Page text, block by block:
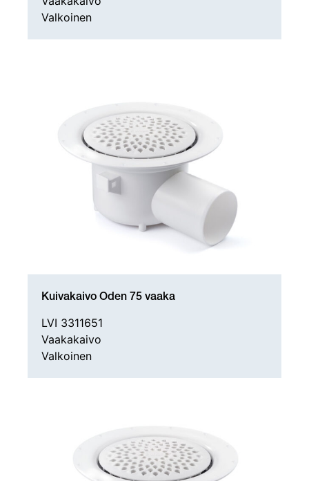
Valkoinen
Kuivakaivo Oden 75 vaaka
LVI 3311651
Vaakakaivo
Valkoinen